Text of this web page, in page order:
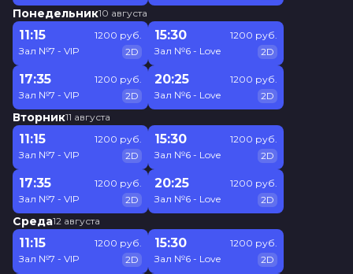
Понедельник10 августа
11:15
Зал №7 - VIP
1200 руб.
2D
15:30
Зал №6 - Love
1200 руб.
2D
17:35
Зал №7 - VIP
1200 руб.
2D
20:25
Зал №6 - Love
1200 руб.
2D
Вторник11 августа
11:15
Зал №7 - VIP
1200 руб.
2D
15:30
Зал №6 - Love
1200 руб.
2D
17:35
Зал №7 - VIP
1200 руб.
2D
20:25
Зал №6 - Love
1200 руб.
2D
Среда12 августа
11:15
Зал №7 - VIP
1200 руб.
2D
15:30
Зал №6 - Love
1200 руб.
2D